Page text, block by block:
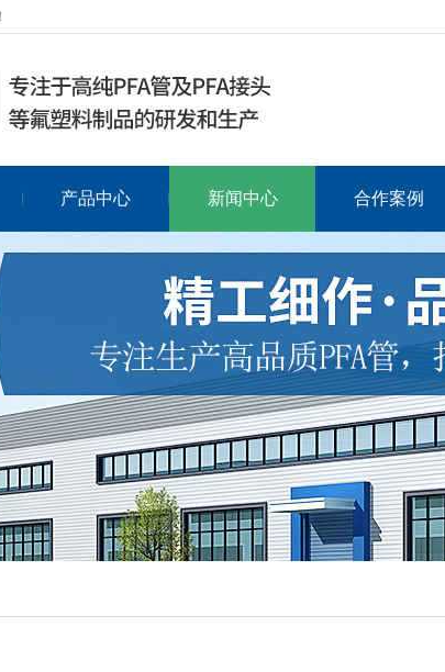
产品中心 新闻中心 合作案例